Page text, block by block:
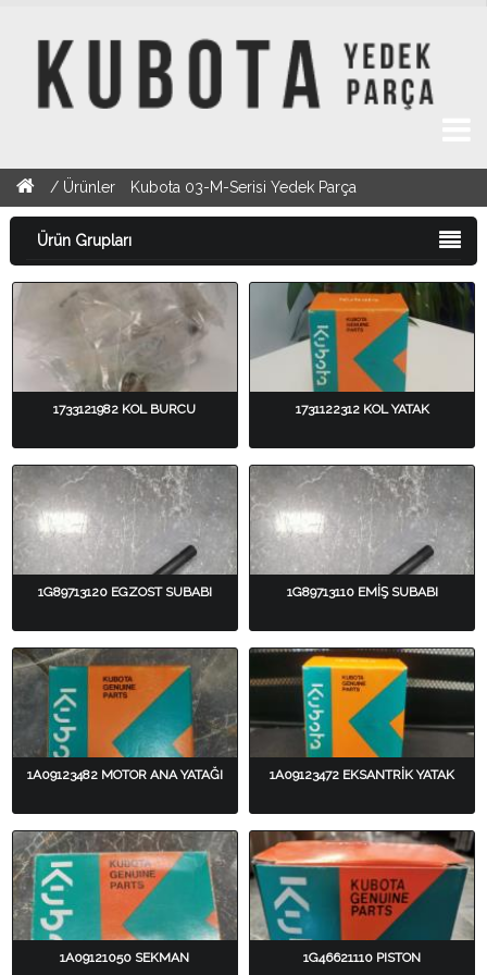
/ Ürünler Kubota 03-M-Serisi Yedek Parça
Ürün Grupları
1733121982 KOL BURCU 1731122312 KOL YATAK
1G89713120 EGZOST SUBABI 1G89713110 EMİŞ SUBABI
1A09123482 MOTOR ANA YATAĞI 1A09123472 EKSANTRİK YATAK
1A09121050 SEKMAN 1G46621110 PISTON